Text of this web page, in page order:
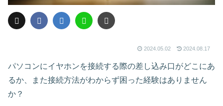
2024.05.02 2024.08.17
パソコンにイヤホンを接続する際の差し込み口がどこにあ
るか、また接続方法がわからず困った経験はありません
か？